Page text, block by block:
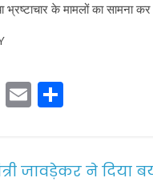
के मामलों का सामना कर
T
w
er
E
m
l e
जावड़ेकर ने दिया